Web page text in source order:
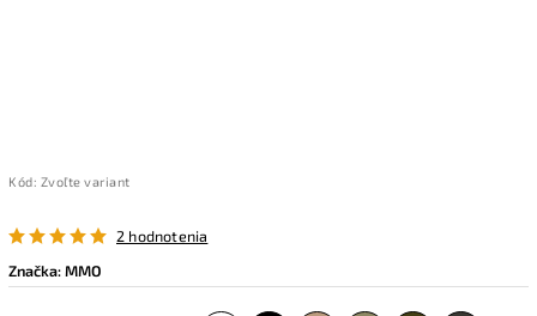
Kód: Zvoľte variant
2 hodnotenia
Značka:MMO